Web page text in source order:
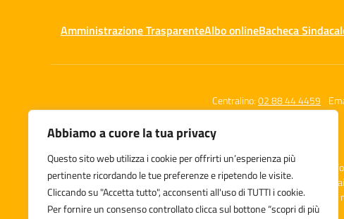
Abbiamo a cuore la tua privacy
Questo sito web utilizza i cookie per offrirti un’esperienza più
pertinente ricordando le tue preferenze e ripetendo le visite.
Cliccando su "Accetta tutto", acconsenti all'uso di TUTTI i cookie.
Per fornire un consenso controllato clicca sul bottone “scopri di più
Amministrazione TrasparenteAlbo onlineBacheca
Centralino:02 88 44 4459
Istituto Comprensivo Statale
Leone Tolstoj
Via Zuara 7/9, Milano
E-